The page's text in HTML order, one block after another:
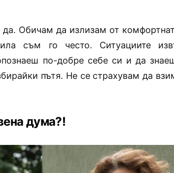
Обичам да излизам от
съм го често. Ситуациите
по-добре себе си и да
пътя. Не се страхувам да
дума?!